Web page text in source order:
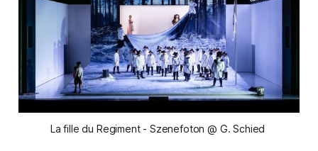
La fille du Regiment - Szenefoton @ G. Schied